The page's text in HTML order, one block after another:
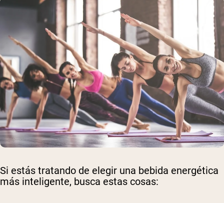
Si estás tratando de elegir una bebida energética
más inteligente, busca estas cosas: